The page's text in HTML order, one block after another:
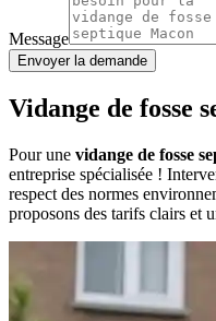
Message
Envoyer la demande
Vidange de fosse
Pour une vidange de fosse
entreprise spécialisée !
respect des normes
proposons des tarifs clairs et